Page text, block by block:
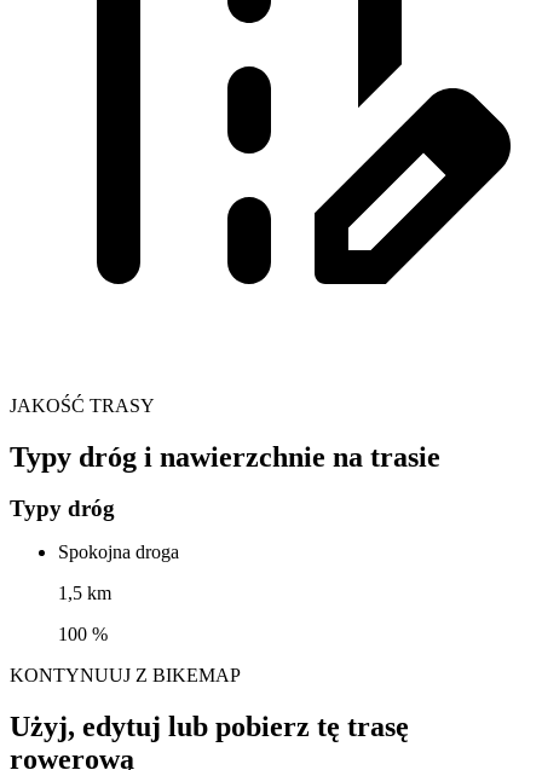
JAKOŚĆ TRASY
Typy dróg i nawierzchnie na trasie
Typy dróg
Spokojna droga
1,5 km
100 %
KONTYNUUJ Z BIKEMAP
Użyj, edytuj lub pobierz tę trasę
rowerową